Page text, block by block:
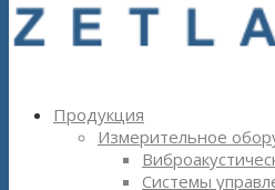
Продукция
Измерительное
Системы